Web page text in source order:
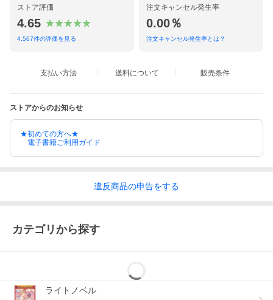
ストア評価
4.65
4,567件の評価を見る
注文キャンセル発生率
0.00％
注文キャンセル発生率とは？
支払い方法 送料について 販売条件
ストアからのお知らせ
★初めての方へ★
電子書籍ご利用ガイド
違反商品の申告をする
カテゴリから探す
ライトノベル